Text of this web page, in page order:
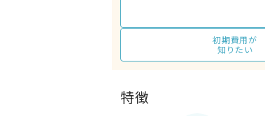
初期費用が
知りたい
特徴